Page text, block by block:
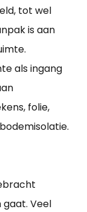
tot wel
is aan
als ingang
folie,
Veel